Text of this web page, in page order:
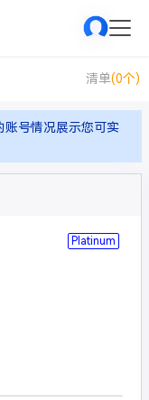
清单(0个)
账号情况展示您可实
Platinum